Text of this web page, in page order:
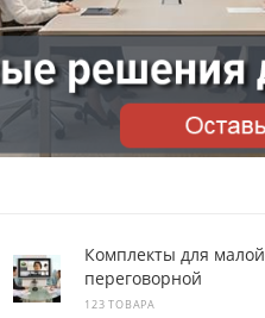
Комплекты для малой
переговорной
123 ТОВАРА